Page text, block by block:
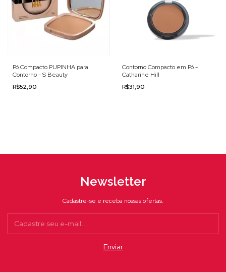
Pó Compacto PUPINHA para
Contorno - S Beauty
R$52,90
Contorno Compacto em Pó -
Catharine Hill
R$31,90
Newsletter
Cadastre-se e receba nossas ofertas.